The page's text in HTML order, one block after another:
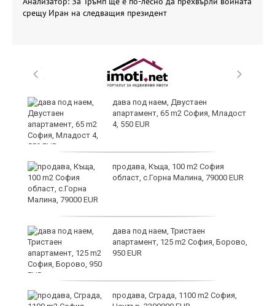
срещу Иран на следващия президент
дава под наем, Двустаен
апартамент, 65 m2 София, Младост
4, 550 EUR
продава, Къща, 100 m2 София
област, с.Горна Малина, 79000 EUR
дава под наем, Тристаен
апартамент, 125 m2 София, Борово,
950 EUR
продава, Сграда, 1100 m2 София,